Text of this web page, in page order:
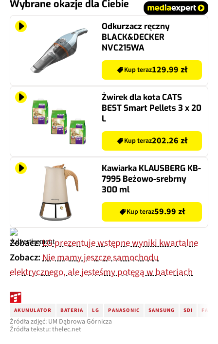
Wybrane okazje dla Ciebie
Odkurzacz ręczny
BLACK&DECKER
NVC215WA
Kup teraz129.99 zł
Żwirek dla kota CATS
BEST Smart Pellets 3 x 20
L
Kup teraz202.26 zł
Kawiarka KLAUSBERG KB-
7995 Beżowo-srebrny
300 ml
Kup teraz59.99 zł
Zobacz:LG prezentuje wstępne wyniki kwartalne
Zobacz:Nie mamy jeszcze samochodu
elektrycznego, ale jesteśmy potęgą w bateriach
AKUMULATOR BATERIA LG PANASONIC SAMSUNG SDI
Źródła zdjęć: UM Dąbrowa Górnicza
Źródła tekstu: thelec.net